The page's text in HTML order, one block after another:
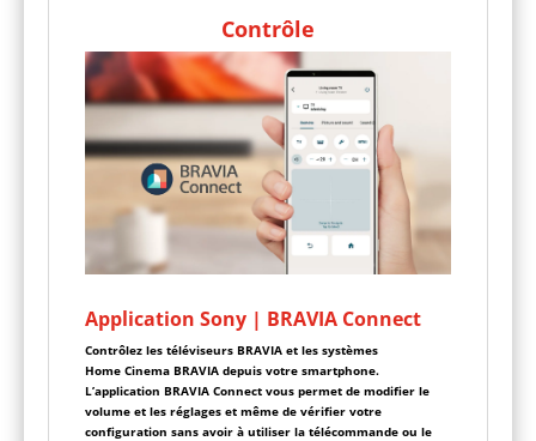
Contrôle
Application Sony | BRAVIA Connect
Contrôlez les téléviseurs BRAVIA et les systèmes
Home Cinema BRAVIA depuis votre smartphone.
L’application BRAVIA Connect vous permet de modifier le
volume et les réglages et même de vérifier votre
configuration sans avoir à utiliser la télécommande ou le